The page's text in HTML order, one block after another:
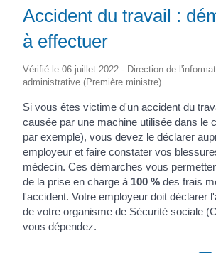
Accident du travail :
à effectuer
Vérifié le 06 juillet 2022 - Direction de
administrative (Première ministre)
Si vous êtes victime d'un accident du
causée par une machine utilisée dans le
par exemple), vous devez le déclarer
employeur et faire constater vos
médecin. Ces démarches vous
de la prise en charge à 100 % des frais
l'accident. Votre employeur doit déclarer
de votre organisme de Sécurité sociale
vous dépendez.